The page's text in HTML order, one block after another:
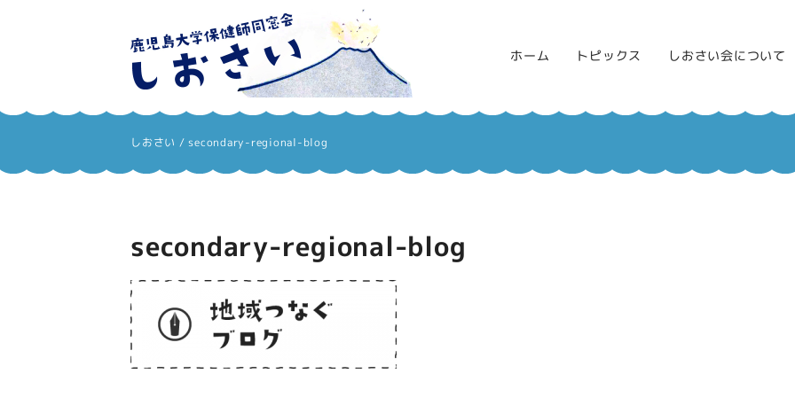
しおさい
ホーム トピックス しおさい会について
しおさい /secondary-regional-blog
secondary-regional-blog